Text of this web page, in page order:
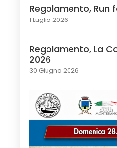
Regolamento, Run
1 Luglio 2026
Regolamento, La
2026
30 Giugno 2026